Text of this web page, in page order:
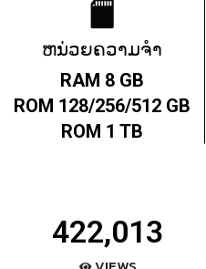
ຫນ່ວຍຄວາມຈຳ
RAM 8 GB
ROM 128/256/512 GB
ROM 1 TB
422,013